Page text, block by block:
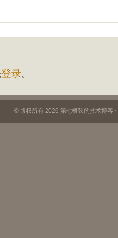
登录。
© 版权所有 2026 第七根弦的技术博客